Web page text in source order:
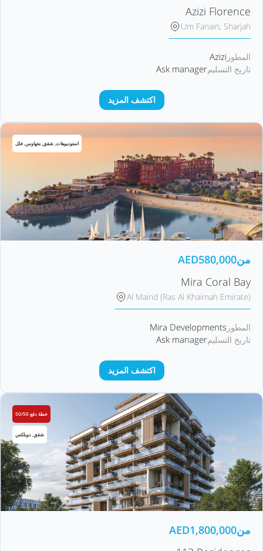
Azizi Florence
Um Fanain, Sharjah
المطور Azizi
تاريخ التسليمAsk manager
اكتشف المزيد
استوديوهات, شقق, بنتهاوس, فلل
من AED580,000
Mira Coral Bay
Al Mairid (Ras Al Khaimah Emirate)
المطور Mira Developments
تاريخ التسليمAsk manager
اكتشف المزيد
خطة دفع 50/50
شقق, دوبلكس
من AED1,800,000